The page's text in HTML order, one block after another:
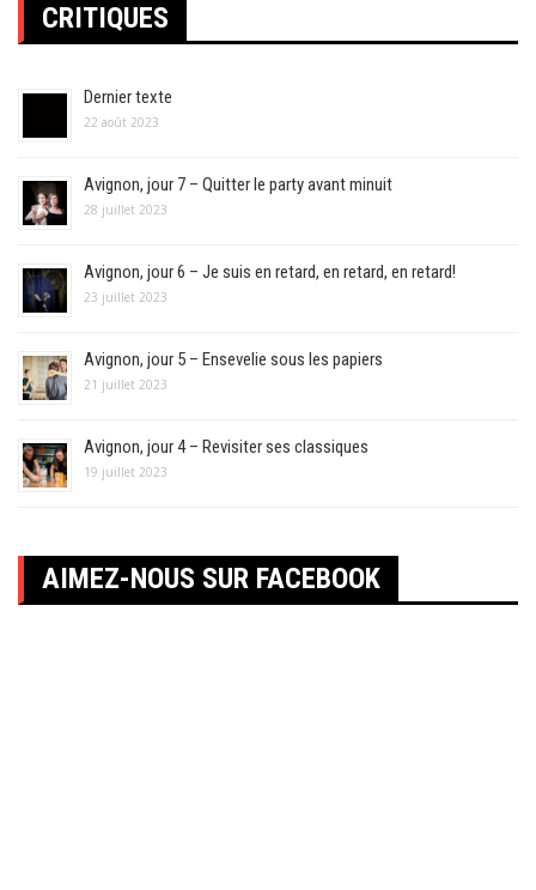
CRITIQUES
Dernier texte
22 août 2023
Avignon, jour 7 – Quitter le party avant minuit
28 juillet 2023
Avignon, jour 6 – Je suis en retard, en retard, en retard!
23 juillet 2023
Avignon, jour 5 – Ensevelie sous les papiers
21 juillet 2023
Avignon, jour 4 – Revisiter ses classiques
19 juillet 2023
AIMEZ-NOUS SUR FACEBOOK